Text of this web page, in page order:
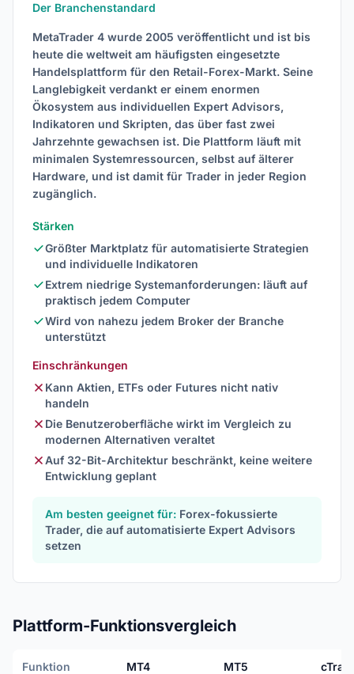
Der Branchenstandard
MetaTrader 4 wurde 2005 veröffentlicht und ist bis
heute die weltweit am häufigsten eingesetzte
Handelsplattform für den Retail-Forex-Markt. Seine
Langlebigkeit verdankt er einem enormen
Ökosystem aus individuellen Expert Advisors,
Indikatoren und Skripten, das über fast zwei
Jahrzehnte gewachsen ist. Die Plattform läuft mit
minimalen Systemressourcen, selbst auf älterer
Hardware, und ist damit für Trader in jeder Region
zugänglich.
Stärken
Größter Marktplatz für automatisierte Strategien
und individuelle Indikatoren
Extrem niedrige Systemanforderungen: läuft auf
praktisch jedem Computer
Wird von nahezu jedem Broker der Branche
unterstützt
Einschränkungen
Kann Aktien, ETFs oder Futures nicht nativ
handeln
Die Benutzeroberfläche wirkt im Vergleich zu
modernen Alternativen veraltet
Auf 32-Bit-Architektur beschränkt, keine weitere
Entwicklung geplant
Am besten geeignet für: Forex-fokussierte
Trader, die auf automatisierte Expert Advisors
setzen
Plattform-Funktionsvergleich
Funktion MT4 MT5